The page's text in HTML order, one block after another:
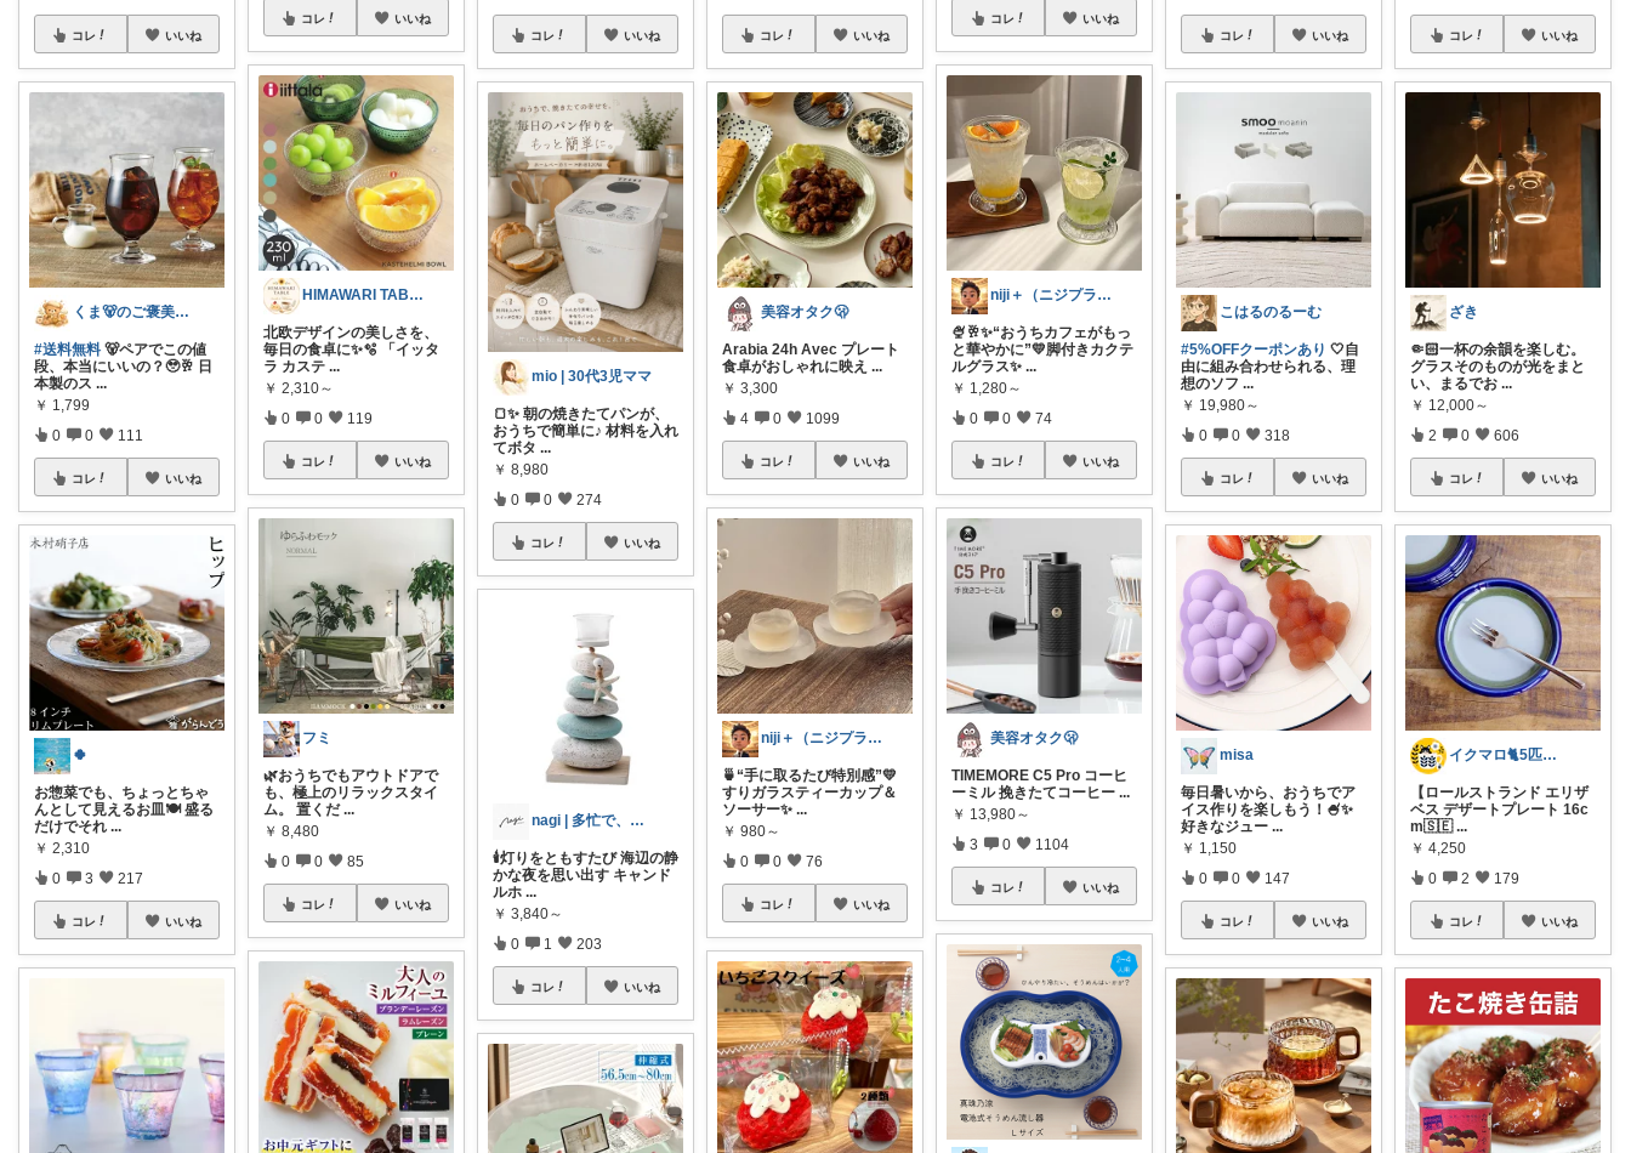
コレ いいね
くま🐻のご褒美ROOM🍯
#送料無料 🐻ペアでこの値
段、本当にいいの？🥹🥂 日
本製のス ...
￥ 1,799
0 0 111
コレ いいね
🍀
お惣菜でも、ちょっとちゃ
んとして見えるお皿🍽️ 盛る
だけでそれ ...
￥ 2,310
0 3 217
コレ いいね
コレ いいね
HIMAWARI TABLE🌼
北欧デザインの美しさを、
毎日の食卓に✨🫧 「イッタ
ラ カステ ...
￥ 2,310～
0 0 119
コレ いいね
フミ
🌿おうちでもアウトドアで
も、極上のリラックスタイ
ム。 置くだ ...
￥ 8,480
0 0 85
コレ いいね
コレ いいね
mio | 30代3児ママ
🍞✨ 朝の焼きたてパンが、
おうちで簡単に♪ 材料を入れ
てボタ ...
￥ 8,980
0 0 274
コレ いいね
nagi | 多忙で、時々お休み
🕯️灯りをともすたび 海辺の静
かな夜を思い出す キャンド
ルホ ...
￥ 3,840～
0 1 203
コレ いいね
コレ いいね
美容オタク🫢
Arabia 24h Avec プレート
食卓がおしゃれに映え ...
￥ 3,300
4 0 1099
コレ いいね
niji＋（ニジプラス）感謝しています
🍵“手に取るたび特別感”💛
すりガラスティーカップ＆
ソーサー✨...
￥ 980～
0 0 76
コレ いいね
コレ いいね
niji＋（ニジプラス）感謝しています
🍨🥂✨“おうちカフェがもっ
と華やかに”💛脚付きカクテ
ルグラス✨ ...
￥ 1,280～
0 0 74
コレ いいね
美容オタク🫢
TIMEMORE C5 Pro コーヒ
ーミル 挽きたてコーヒー ...
￥ 13,980～
3 0 1104
コレ いいね
コレ いいね
こはるのるーむ
#5%OFFクーポンあり 🤍自
由に組み合わせられる、理
想のソフ ...
￥ 19,980～
0 0 318
コレ いいね
misa
毎日暑いから、おうちでア
イス作りを楽しもう！🍧✨
好きなジュー ...
￥ 1,150
0 0 147
コレ いいね
コレ いいね
ざき
🤏🏻一杯の余韻を楽しむ。
グラスそのものが光をまと
い、まるでお ...
￥ 12,000～
2 0 606
コレ いいね
イクマロ🐈5匹の猫とおうちカフェ☕️
【ロールストランド エリザ
ベス デザートプレート 16c
m🇸🇪 ...
￥ 4,250
0 2 179
コレ いいね